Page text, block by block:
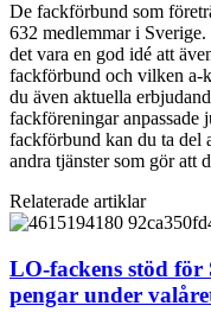
De fackförbund som
632 medlemmar i
det vara en god idé att
fackförbund och vilken a-
du även aktuella
fackföreningar anpassade
fackförbund kan du ta del
andra tjänster som gör att
Relaterade artiklar
LO-fackens stöd
pengar under